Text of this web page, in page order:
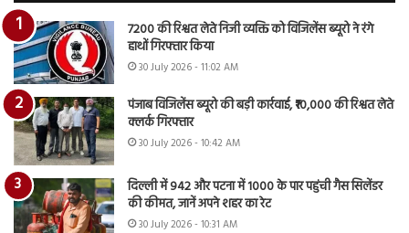
7200 की रिश्वत लेते निजी व्यक्ति को विजिलेंस ब्यूरो ने रंगे
हाथों गिरफ्तार किया
30 July 2026 - 11:02 AM
पंजाब विजिलेंस ब्यूरो की बड़ी कार्रवाई, ₹10,000 की रिश्वत लेते
क्लर्क गिरफ्तार
30 July 2026 - 10:42 AM
दिल्ली में 942 और पटना में 1000 के पार पहुंची गैस सिलेंडर
की कीमत, जानें अपने शहर का रेट
30 July 2026 - 10:31 AM